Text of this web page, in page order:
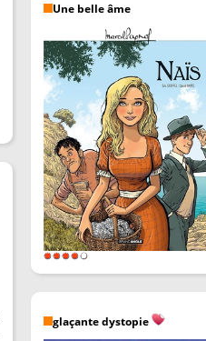
Une belle âme
glaçante dystopie